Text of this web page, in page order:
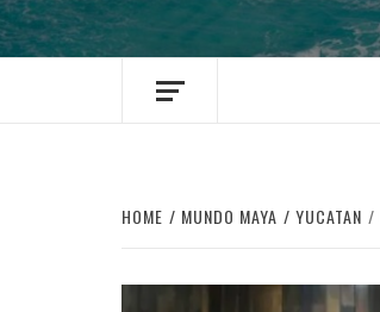
HOME MUNDO MAYA YUCATAN